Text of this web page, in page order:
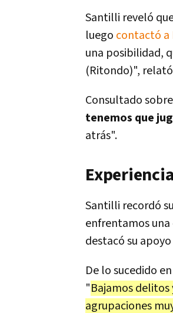
Santilli reveló
luego contactó a
una posibilidad,
(Ritondo)",
Consultado
tenemos que
atrás".
Santilli recordó
enfrentamos una
destacó su
De lo sucedido
"Bajamos
agrupaciones